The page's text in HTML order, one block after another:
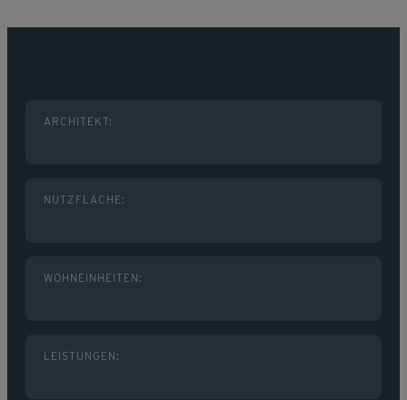
ARCHITEKT:
NUTZFLÄCHE:
WOHNEINHEITEN:
LEISTUNGEN: